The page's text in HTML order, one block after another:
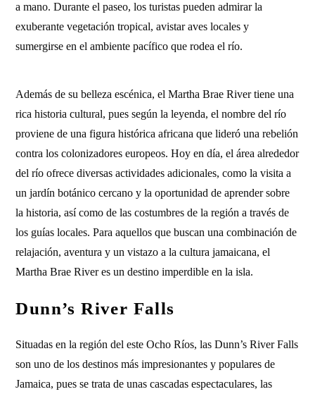
a mano. Durante el paseo, los turistas pueden admirar la
exuberante vegetación tropical, avistar aves locales y
sumergirse en el ambiente pacífico que rodea el río.
Además de su belleza escénica, el Martha Brae River tiene una
rica historia cultural, pues según la leyenda, el nombre del río
proviene de una figura histórica africana que lideró una rebelión
contra los colonizadores europeos. Hoy en día, el área alrededor
del río ofrece diversas actividades adicionales, como la visita a
un jardín botánico cercano y la oportunidad de aprender sobre
la historia, así como de las costumbres de la región a través de
los guías locales. Para aquellos que buscan una combinación de
relajación, aventura y un vistazo a la cultura jamaicana, el
Martha Brae River es un destino imperdible en la isla.
Dunn’s River Falls
Situadas en la región del este Ocho Ríos, las Dunn’s River Falls
son uno de los destinos más impresionantes y populares de
Jamaica, pues se trata de unas cascadas espectaculares, las